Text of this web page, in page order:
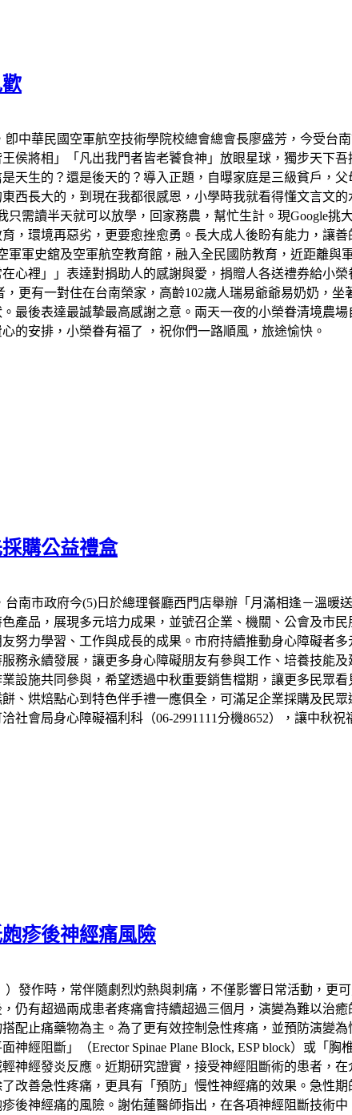
卽中華民國空軍航空技術學院校總會總會長廖盛芳，今受
侯將相」「凡出我門者皆老饕食神」放眼星球，獨步天下
天生的？還是後天的？導入正題，自曝家庭是三級貧戶，
西長大的，到現在我都很感恩，小學時我就看得懂文言文
只需讀半天就可以放學，回家務農，幫忙生計。現Google
，環境再惡劣，更要愈挫愈勇。長大成人後盼有能力，讓
軍史舘及空軍航空教育館，融入全民國防教育，近距離
心裡」」表達對捐助人的感謝與愛，捐贈人各送禮券給小
更有一對住在台南榮家，高齡102歲人瑞易爺爺易奶奶，
最後表達最誠摯最高感謝之意。兩天一夜的小榮眷清境農
的安排，小榮眷有福了 ，祝你們一路順風，旅途愉快。
購公益禮盒
南市政府今(5)日於總理餐廳西門店舉辦「月滿相逢－溫
產品，展現多元培力成果，並號召企業、機關、公會及市
努力學習、工作與成長的成果。市府持續推動身心障礙者
務永續發展，讓更多身心障礙朋友有參與工作、培養技能
設施共同參與，希望透過中秋重要銷售檔期，讓更多民眾
、烘焙點心到特色伴手禮一應俱全，可滿足企業採購及民
社會局身心障礙福利科（06-2991111分機8652），讓中秋
疹後神經痛風險
發作時，常伴隨劇烈灼熱與刺痛，不僅影響日常活動，更
有超過兩成患者疼痛會持續超過三個月，演變為難以治癒
配止痛藥物為主。為了更有效控制急性疼痛，並預防演變
經阻斷」（Erector Spinae Plane Block, ESP block）或「
神經發炎反應。近期研究證實，接受神經阻斷術的患者，
改善急性疼痛，更具有「預防」慢性神經痛的效果。急性
後神經痛的風險。謝佑蓮醫師指出，在各項神經阻斷技術